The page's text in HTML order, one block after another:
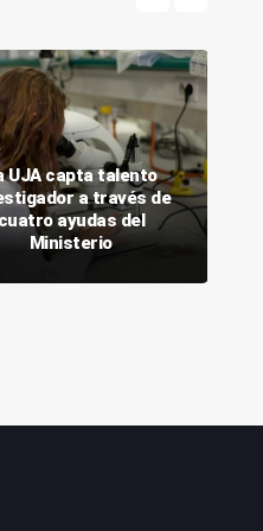
UJA capta talento
a través de
cuatro ayudas del
Ministerio